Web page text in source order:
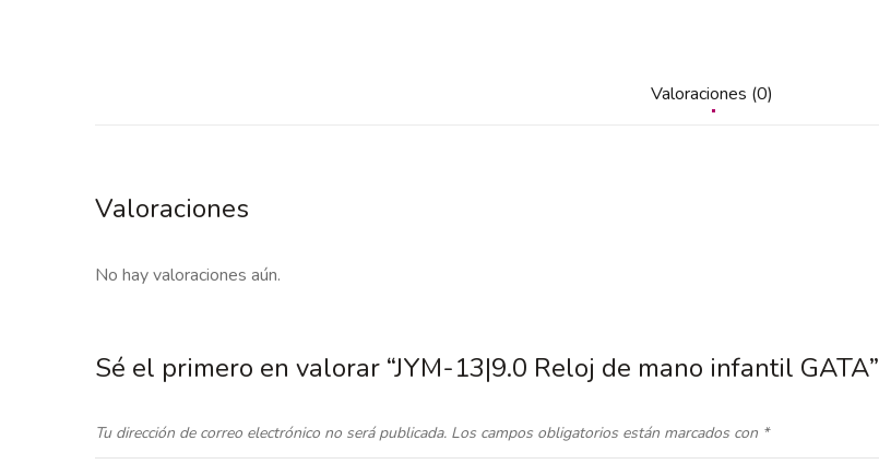
Valoraciones (0)
Valoraciones
No hay valoraciones aún.
Sé el primero en valorar “JYM-13|9.0 Reloj de mano infantil GATA”
Tu dirección de correo electrónico no será publicada. Los campos obligatorios están marcados con *